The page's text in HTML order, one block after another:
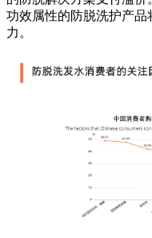
中国防脱洗护行业发
随着监管政策不断完善
护行业正朝着更加规范
向“日常护理刚需”。这
产品功效验证与头皮健
下，防脱品类有望进一